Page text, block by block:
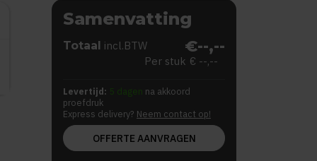
Samenvatting
Totaal incl.BTW €--,--
Per stuk € --,--
Levertijd: 5 dagen na akkoord
proefdruk
Express delivery? Neem contact op!
OFFERTE AANVRAGEN